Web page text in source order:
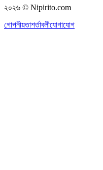
২০২৬ © Nipirito.com
গোপনীয়তাশর্তাবলীযোগাযোগ